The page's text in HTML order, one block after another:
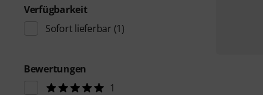
Verfügbarkeit
Sofort lieferbar (1)
Bewertungen
1